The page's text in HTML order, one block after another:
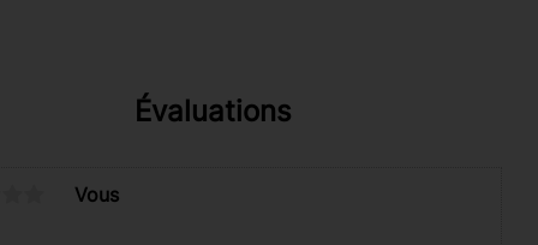
Évaluations
Vous